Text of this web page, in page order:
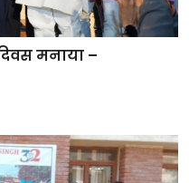
मनाया –